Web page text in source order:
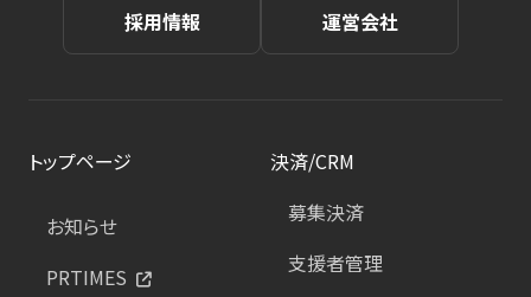
採用情報 運営会社
トップページ
お知らせ
PRTIMES
決済/CRM
募集決済
支援者管理